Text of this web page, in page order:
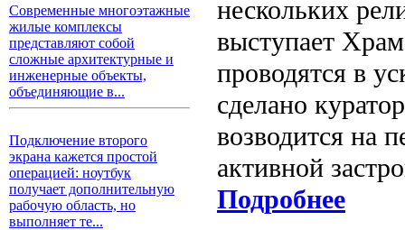
Современные многоэтажные
жилые комплексы
представляют собой
сложные архитектурные и
инженерные объекты,
объединяющие в...
Подключение второго
экрана кажется простой
операцией: ноутбук
получает дополнительную
рабочую область, но
выполняет те...
нескольких
выступает
проводятся в
сделано
возводится на
активной
Подробнее